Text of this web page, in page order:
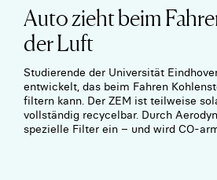
Auto zieht beim
der Luft
Studierende der Universität
entwickelt, das beim Fahren
filtern kann. Der ZEM ist teilweise
vollständig recycelbar. Durch
spezielle Filter ein – und wird CO-